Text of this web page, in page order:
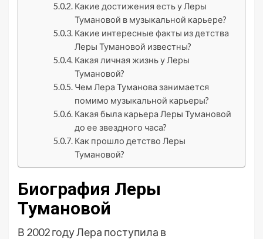
Какие достижения есть у Леры
Тумановой в музыкальной карьере?
Какие интересные факты из детства
Леры Тумановой известны?
Какая личная жизнь у Леры
Тумановой?
Чем Лера Туманова занимается
помимо музыкальной карьеры?
Какая была карьера Леры Тумановой
до ее звездного часа?
Как прошло детство Леры
Тумановой?
Биография Леры
Тумановой
В 2002 году Лера поступила в